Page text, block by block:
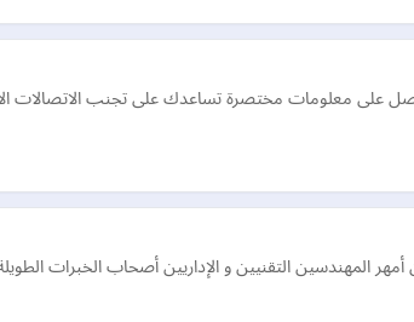
على معلومات مختصرة تساعدك على تجنب الاتصالات
المهندسين التقنيين و الإداريين أصحاب الخبرات